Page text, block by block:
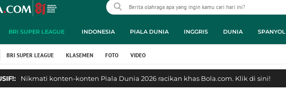
BRI SUPER LEAGUE INDONESIA PIALA DUNIA INGGRIS DUNIA SPANYOL
BRI SUPER LEAGUE KLASEMEN FOTO VIDEO
Nikmati konten-konten Piala Dunia 2026 racikan khas Bola.com. Klik di sini!